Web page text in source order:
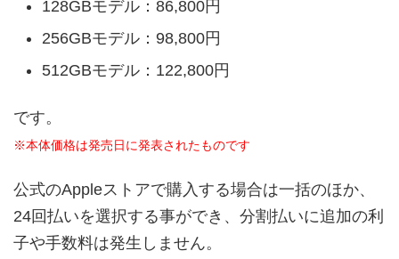
128GBモデル：86,800円
256GBモデル：98,800円
512GBモデル：122,800円
です。
※本体価格は発売日に発表されたものです
公式のAppleストアで購入する場合は一括のほか、
24回払いを選択する事ができ、分割払いに追加の利
子や手数料は発生しません。